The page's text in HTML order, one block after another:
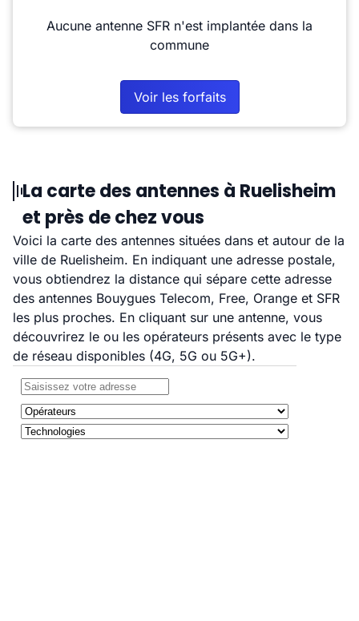
Aucune antenne SFR n'est implantée dans la
commune
Voir les forfaits
La carte des antennes à Ruelisheim
et près de chez vous
Voici la carte des antennes situées dans et autour de la
ville de Ruelisheim. En indiquant une adresse postale,
vous obtiendrez la distance qui sépare cette adresse
des antennes Bouygues Telecom, Free, Orange et SFR
les plus proches. En cliquant sur une antenne, vous
découvrirez le ou les opérateurs présents avec le type
de réseau disponibles (4G, 5G ou 5G+).